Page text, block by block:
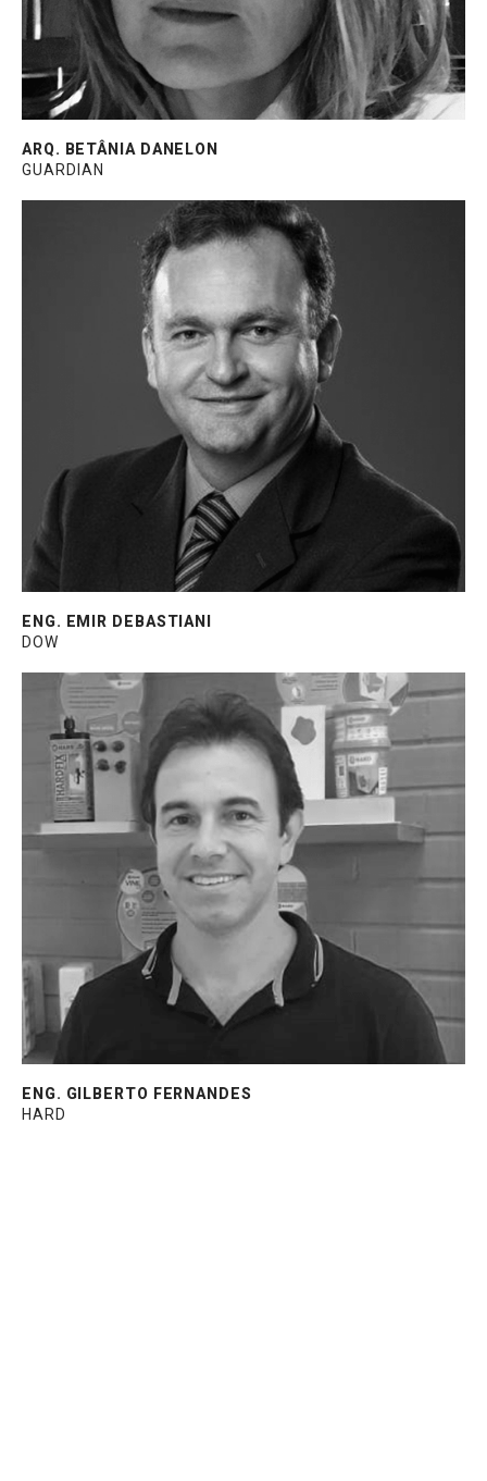
ARQ. BETÂNIA DANELON
GUARDIAN
Engenheiro de Aplicações na Dow,
responsável pelo suporte técnico e
desenvolvimento de aplicações de selantes
estruturais e de vedação para Construção
Civil. Graduado em Engenharia pela UFF e
MBA em Gestão de Tecnologia e Inovação
pela FIA.
ENG. EMIR DEBASTIANI
DOW
Especialista de mercado e construção civil
na Hard, com 15 anos de experiência no
desenvolvimento de produtos e projetos em
construção, 6 anos de experiência em
ancoragens, fixações e vedação na
construção. Graduado em Engenharia Civil e
Mecânica.
ENG. GILBERTO FERNANDES
HARD